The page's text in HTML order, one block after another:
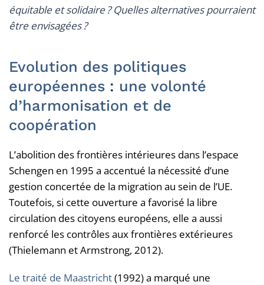
équitable et solidaire ? Quelles alternatives pourraient
être envisagées ?
Evolution des politiques
européennes : une volonté
d’harmonisation et de
coopération
L’abolition des frontières intérieures dans l’espace
Schengen en 1995 a accentué la nécessité d’une
gestion concertée de la migration au sein de l’UE.
Toutefois, si cette ouverture a favorisé la libre
circulation des citoyens européens, elle a aussi
renforcé les contrôles aux frontières extérieures
(Thielemann et Armstrong, 2012).
Le traité de Maastricht(1992) a marqué une